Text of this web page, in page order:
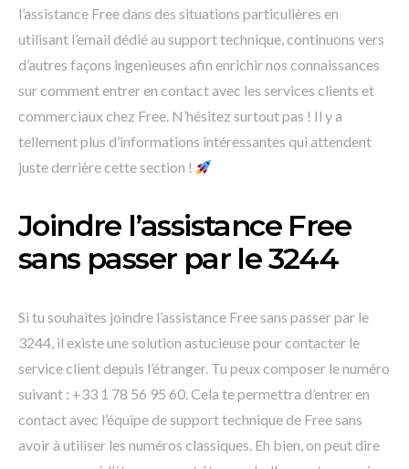
l’assistance Free dans des situations particulières en
utilisant l’email dédié au support technique, continuons vers
d’autres façons ingenieuses afin enrichir nos connaissances
sur comment entrer en contact avec les services clients et
commerciaux chez Free. N’hésitez surtout pas ! Il y a
tellement plus d’informations intéressantes qui attendent
juste derrière cette section !
Joindre l’assistance Free
sans passer par le 3244
Si tu souhaites joindre l’assistance Free sans passer par le
3244, il existe une solution astucieuse pour contacter le
service client depuis l’étranger. Tu peux composer le numéro
suivant : +33 1 78 56 95 60. Cela te permettra d’entrer en
contact avec l’équipe de support technique de Free sans
avoir à utiliser les numéros classiques. Eh bien, on peut dire